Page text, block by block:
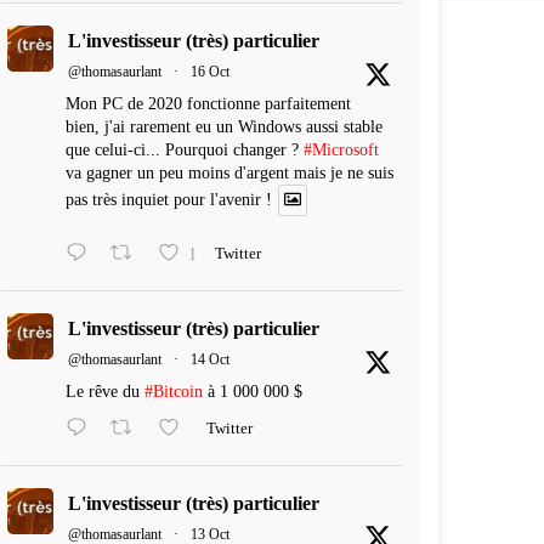
L'investisseur (très) particulier
@thomasaurlant · 16 Oct
Mon PC de 2020 fonctionne parfaitement
bien, j'ai rarement eu un Windows aussi stable
que celui-ci... Pourquoi changer ? #Microsoft
va gagner un peu moins d'argent mais je ne suis
pas très inquiet pour l'avenir !
1 Twitter
L'investisseur (très) particulier
@thomasaurlant · 14 Oct
Le rêve du #Bitcoin à 1 000 000 $
Twitter
L'investisseur (très) particulier
@thomasaurlant · 13 Oct